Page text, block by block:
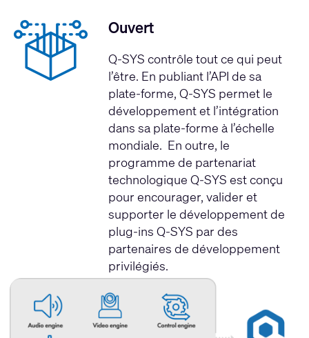
Ouvert
Q-SYS contrôle tout ce qui peut
l’être. En publiant l’API de sa
plate-forme, Q-SYS permet le
développement et l’intégration
dans sa plate-forme à l’échelle
mondiale. En outre, le
programme de partenariat
technologique Q-SYS est conçu
pour encourager, valider et
supporter le développement de
plug-ins Q-SYS par des
partenaires de développement
privilégiés.